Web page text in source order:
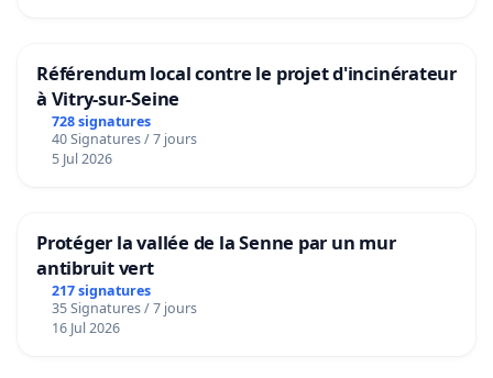
Référendum local contre le projet d'incinérateur
à Vitry-sur-Seine
728 signatures
40 Signatures / 7 jours
5 Jul 2026
Protéger la vallée de la Senne par un mur
antibruit vert
217 signatures
35 Signatures / 7 jours
16 Jul 2026